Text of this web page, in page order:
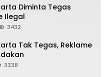
Diminta Tegas
Ilegal
3432
Tak Tegas, Reklame
3338